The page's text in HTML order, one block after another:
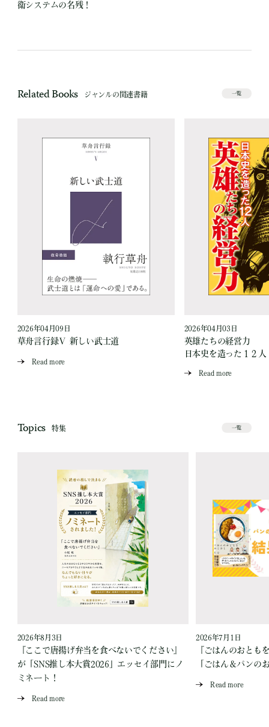
衛システムの名残！
Related Books ジャンルの関連書籍 一覧
2026年04月09日
草舟言行録Ⅴ 新しい武士道
Read more
2026年04月03日
英雄たちの経営力
日本史を造った１２人
Read more
Topics 特集 一覧
2026年8月3日
『ここで唐揚げ弁当を食べないでください』
が「SNS推し本大賞2026」エッセイ部門にノ
ミネート！
Read more
2026年7月1日
『ごはんのおとも
「ごはん＆パンの
Read more